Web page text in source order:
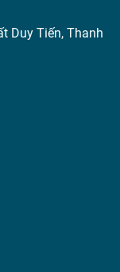
Duy Tiến, Thanh